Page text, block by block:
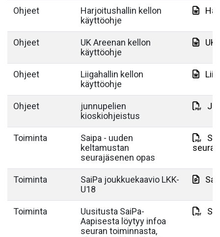
Ohjeet
Harjoitushallin kellon
käyttöohje
Ohjeet
UK Areenan kellon
käyttöohje
UK
Ohjeet
Liigahallin kellon
käyttöohje
Ohjeet
junnupelien
kioskiohjeistus
Toiminta
Saipa - uuden
keltamustan
seurajäsenen opas
Toiminta
SaiPa joukkuekaavio LKK-
U18
Toiminta
Uusitusta SaiPa-
Aapisesta löytyy infoa
seuran toiminnasta,